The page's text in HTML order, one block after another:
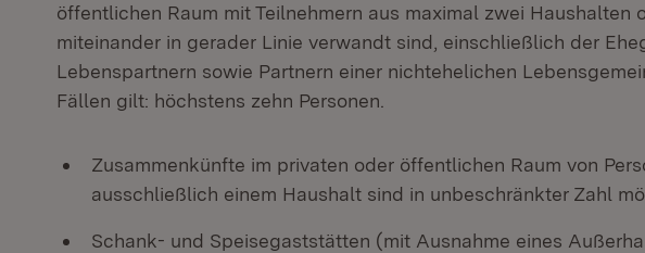
öffentlichen Raum mit Teilnehmern aus maximal zwei Haushalten
miteinander in gerader Linie verwandt sind, einschließlich der
Lebenspartnern sowie Partnern einer nichtehelichen
Fällen gilt: höchstens zehn Personen.
Zusammenkünfte im privaten oder öffentlichen Raum von
ausschließlich einem Haushalt sind in unbeschränkter Zahl
Schank- und Speisegaststätten (mit Ausnahme eines